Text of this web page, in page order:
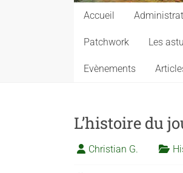
Accueil
Patchwork Les
Evènements
L’histoire du
Christian G.